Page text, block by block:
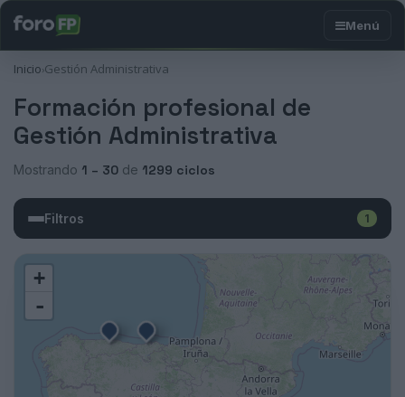
Inicio›Gestión Administrativa
Formación profesional de
Gestión Administrativa
Mostrando 1 – 30 de 1299 ciclos
Filtros 1
+
-